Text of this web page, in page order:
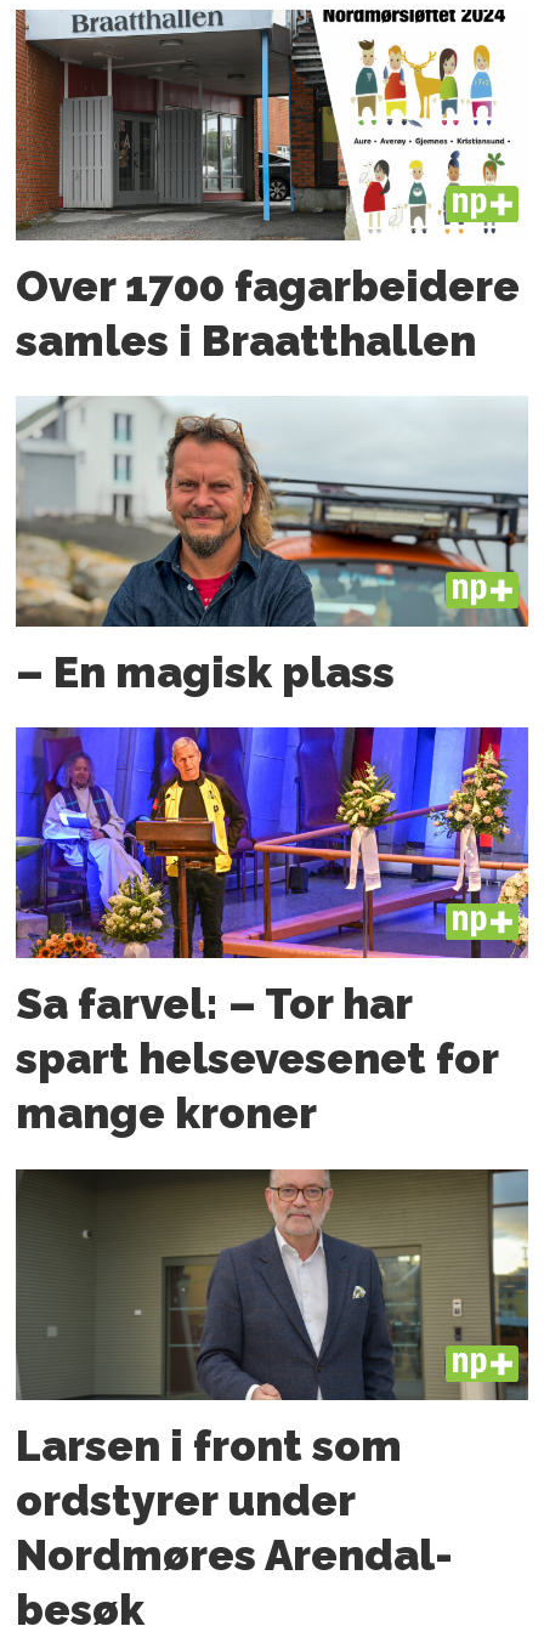
PLUS
Over 1700 fagarbeidere
samles i Braatthallen
PLUS
– En magisk plass
PLUS
Sa farvel: – Tor har
spart helsevesenet for
mange kroner
PLUS
Larsen i front som
ordstyrer under
Nordmøres Arendal-
besøk